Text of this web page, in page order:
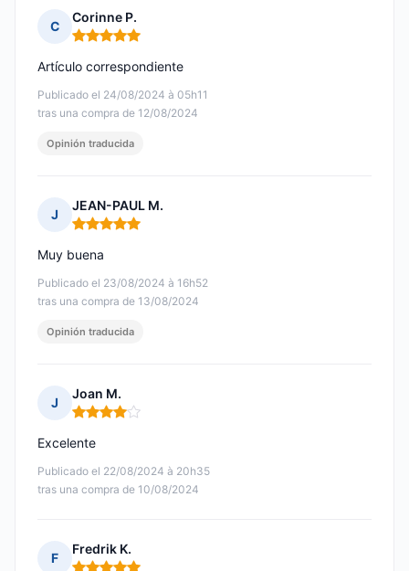
C
Corinne P.
Nota: 5 de 5
Publicado el 24/08/2024 à 05h11
tras una compra de 12/08/2024
Artículo correspondiente
Opinión traducida
J
JEAN-PAUL M.
Nota: 5 de 5
Publicado el 23/08/2024 à 16h52
tras una compra de 13/08/2024
Muy buena
Opinión traducida
J
Joan M.
Nota: 4 de 5
Publicado el 22/08/2024 à 20h35
tras una compra de 10/08/2024
Excelente
F
Fredrik K.